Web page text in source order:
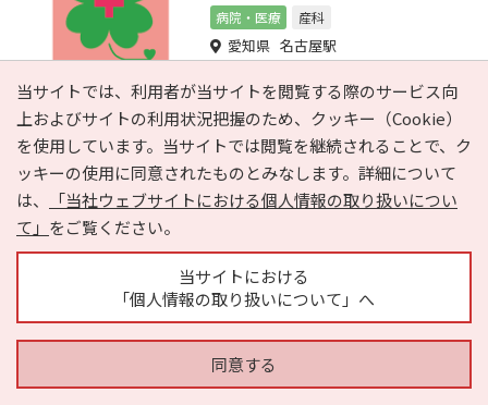
病院・医療 産科
愛知県 名古屋駅
メッセージ
当院では常勤の専門医３名に加え、県内有名総合病院より経
験豊富な医師数名の協力を得て、密接な連携のもとに医療の
先進化と安全確保に昼夜...
寺島整形外科
名古屋市中村区 整形外科
病院・医療
愛知県 地下鉄各線 名古屋駅
当サイトでは、利用者が当サイトを閲覧する際のサービス向
上およびサイトの利用状況把握のため、クッキー（Cookie）
を使用しています。当サイトでは閲覧を継続されることで、ク
ッキーの使用に同意されたものとみなします。詳細について
は、
「当社ウェブサイトにおける個人情報の取り扱いについ
て」 をご覧ください。
当サイトにおける
「個人情報の取り扱いについて」へ
同意する